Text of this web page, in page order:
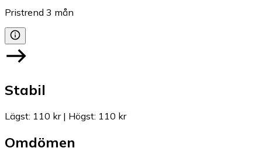
Pristrend 3 mån
Stabil
Lägst: 110 kr| Högst: 110 kr
Omdömen